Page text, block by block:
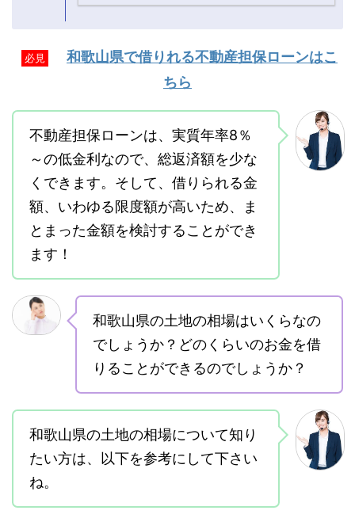
必見
和歌山県で借りれる不動産担保ローンはこ
ちら
不動産担保ローンは、実質年率8％
～の低金利なので、総返済額を少な
くできます。そして、借りられる金
額、いわゆる限度額が高いため、ま
とまった金額を検討することができ
ます！
和歌山県の土地の相場はいくらなの
でしょうか？どのくらいのお金を借
りることができるのでしょうか？
和歌山県の土地の相場について知り
たい方は、以下を参考にして下さい
ね。